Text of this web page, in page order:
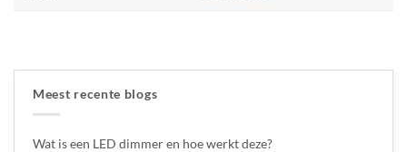
Meest recente blogs
Wat is een LED dimmer en hoe werkt deze?